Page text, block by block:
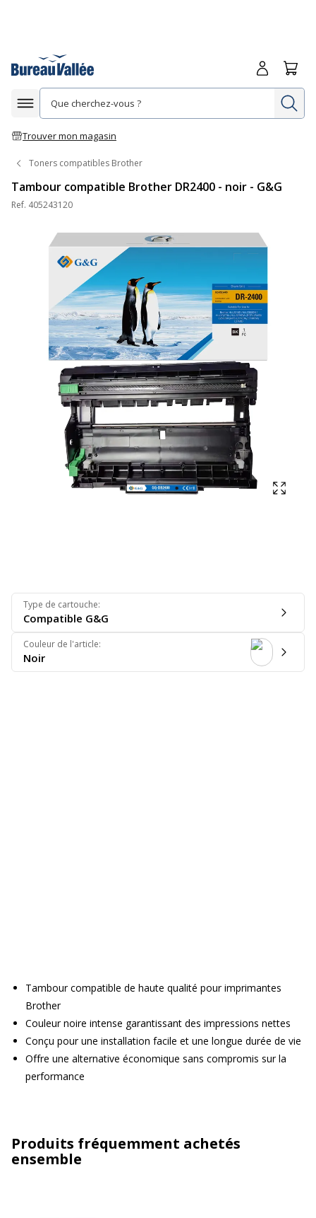
Afficher la navigation
Trouver mon magasin
Me
Toners compatibles Brother
Tambour compatible Brother DR2400 - noir - G&G
Ref. 405243120
Type de cartouche:
Compatible G&G
Couleur de l'article:
Noir
Tambour compatible de haute qualité pour imprimantes
Brother
Couleur noire intense garantissant des impressions nettes
Conçu pour une installation facile et une longue durée de vie
Offre une alternative économique sans compromis sur la
performance
Produits fréquemment achetés
ensemble